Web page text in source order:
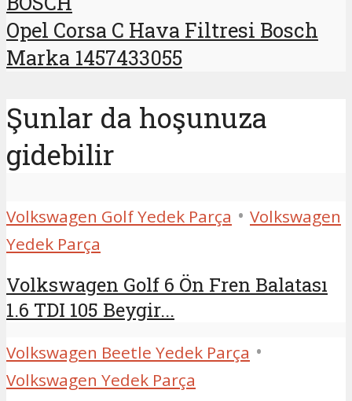
Opel Corsa C Hava Filtresi Bosch
Marka 1457433055
Şunlar da hoşunuza
gidebilir
Volkswagen Golf Yedek Parça • Volkswagen
Yedek Parça
Volkswagen Golf 6 Ön Fren Balatası
1.6 TDI 105 Beygir...
Volkswagen Beetle Yedek Parça •
Volkswagen Yedek Parça